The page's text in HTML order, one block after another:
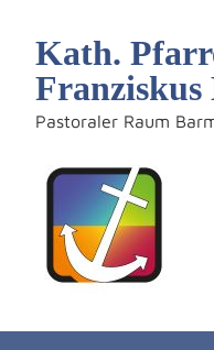
Kath.
Pastoraler Raum